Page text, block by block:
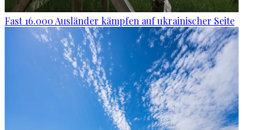
Fast 16.000 Ausländer kämpfen auf ukrainischer Seite